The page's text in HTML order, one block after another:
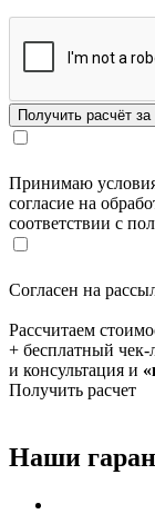
Принимаю условия
согласие на
соответствии с
Согласен на
Рассчитаем
+ бесплатный чек-
и консультация и
Получить расчет
Наши